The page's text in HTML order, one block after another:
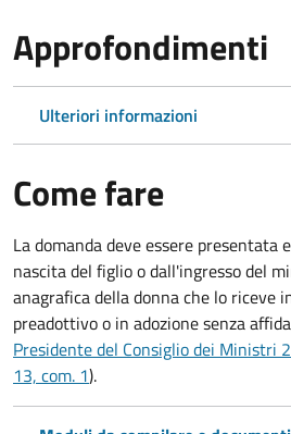
Approfondimenti
Ulteriori informazioni
Come fare
La domanda deve essere presentata
nascita del figlio o dall'ingresso del
anagrafica della donna che lo riceve
preadottivo o in adozione senza
Presidente del Consiglio dei
13, com. 1).